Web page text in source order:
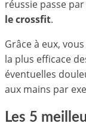
réussie passe
le crossfit.
Grâce à eux,
la plus efficace
éventuelles
aux mains par
Les 5